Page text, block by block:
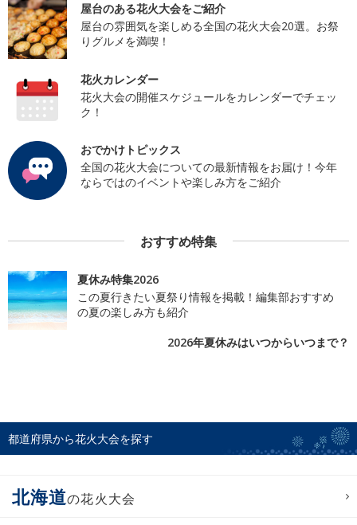
屋台のある花火大会をご紹介
屋台の雰囲気を楽しめる全国の花火大会20選。お祭
りグルメを満喫！
花火カレンダー
花火大会の開催スケジュールをカレンダーでチェッ
ク！
おでかけトピックス
全国の花火大会についての最新情報をお届け！今年
ならではのイベントや楽しみ方をご紹介
おすすめ特集
夏休み特集2026
この夏行きたい夏祭り情報を掲載！編集部おすすめ
の夏の楽しみ方も紹介
2026年夏休みはいつからいつまで？
都道府県から花火大会を探す
北海道の花火大会